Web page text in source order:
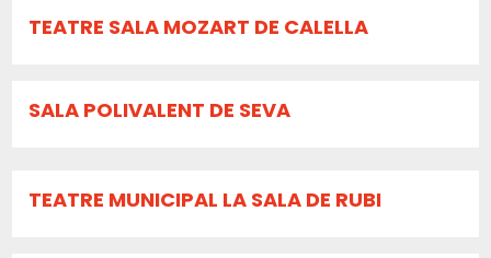
TEATRE SALA MOZART DE CALELLA
SALA POLIVALENT DE SEVA
TEATRE MUNICIPAL LA SALA DE RUBI